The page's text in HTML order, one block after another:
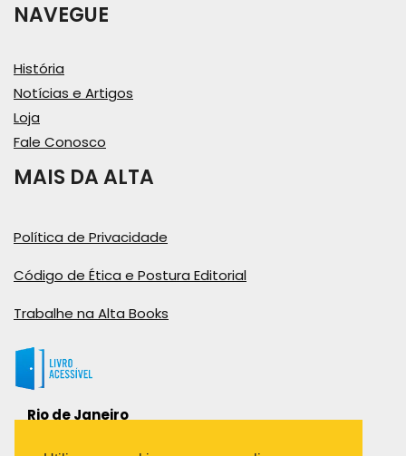
NAVEGUE
História
Notícias e Artigos
Loja
Fale Conosco
MAIS DA ALTA
Política de Privacidade
Código de Ética e Postura Editorial
Trabalhe na Alta Books
Rio de Janeiro